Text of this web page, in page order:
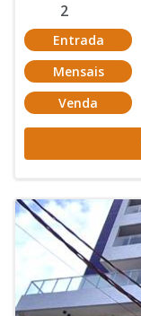
2
Entrada
Mensais
Venda